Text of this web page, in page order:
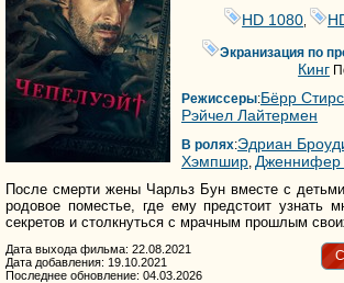
HD 1080
Экранизация по
Кинг
Режиссеры:Бёрр Стирс
Рэйчел Лайтермен
В ролях:Эдриан
Хэмпшир Дженнифер
После смерти жены Чарльз Бун вместе с
родовое поместье, где ему предстоит узнать
секретов и столкнуться с мрачным прошлым
Дата выхода фильма: 22.08.2021
Дата добавления: 19.10.2021
Последнее обновление: 04.03.2026